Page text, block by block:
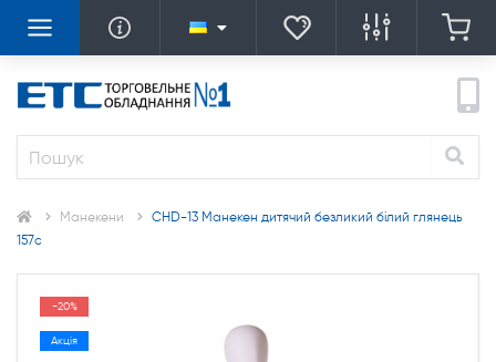
Манекени
CHD-13 Манекен дитячий безликий білий глянець
157с
-20%
Акція